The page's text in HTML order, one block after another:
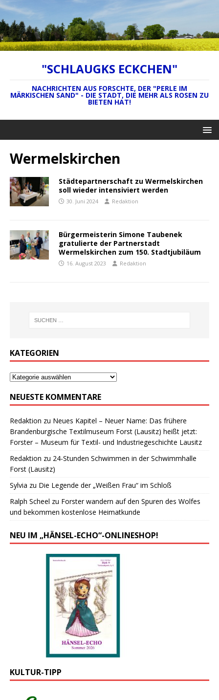
"SCHLAUGKS ECKCHEN"
NACHRICHTEN AUS FORSCHTE, DER "PERLE IM
MÄRKISCHEN SAND" - DIE STADT, DIE MEHR ALS ROSEN ZU
BIETEN HAT!
Wermelskirchen
Städtepartnerschaft zu Wermelskirchen
soll wieder intensiviert werden
30. Juni 2024 Redaktion
Bürgermeisterin Simone Taubenek
gratulierte der Partnerstadt
Wermelskirchen zum 150. Stadtjubiläum
16. August 2023 Redaktion
KATEGORIEN
NEUESTE KOMMENTARE
Redaktion zu Neues Kapitel – Neuer Name: Das frühere
Brandenburgische Textilmuseum Forst (Lausitz) heißt jetzt:
Forster – Museum für Textil- und Industriegeschichte Lausitz
Redaktion zu 24-Stunden Schwimmen in der Schwimmhalle
Forst (Lausitz)
Sylvia zu Die Legende der „Weißen Frau“ im Schloß
Ralph Scheel zu Forster wandern auf den Spuren des Wolfes
und bekommen kostenlose Heimatkunde
NEU IM „HÄNSEL-ECHO“-ONLINESHOP!
KULTUR-TIPP